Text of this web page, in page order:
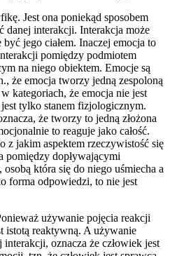
Jest ona poniekąd sposobem
danej interakcji. Interakcja może
jego ciałem. Inaczej emocja to
pomiędzy podmiotem
na niego obiektem. Emocje są
że emocja tworzy jedną zespoloną
kategoriach, że emocja nie jest
tylko stanem fizjologicznym.
że tworzy to jedną złożona
to reaguje jako całość.
z jakim aspektem rzeczywistość się
pomiędzy dopływającymi
która się do niego uśmiecha a
forma odpowiedzi, to nie jest
używanie pojęcia reakcji
istotą reaktywną. A używanie
oznacza że człowiek jest